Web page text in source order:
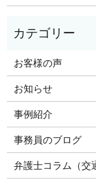
お客様の声
お知らせ
事例紹介
事務員のブログ
弁護士コラム（交